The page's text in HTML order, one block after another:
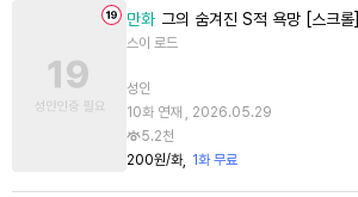
만화 그의 숨겨진 S적 욕망 [스크롤]
스이 로드
성인
10화 연재 , 2026.05.29
5.2천
200원/화
1화 무료